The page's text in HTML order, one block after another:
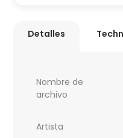
Detalles
Nombre de
archivo
Artista